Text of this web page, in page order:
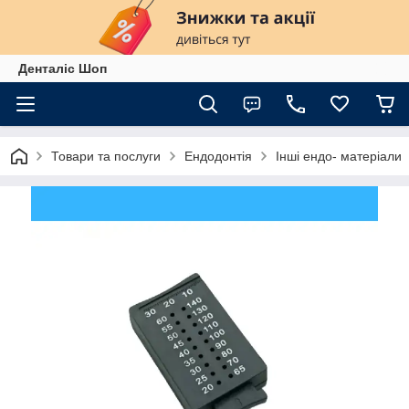
Денталіс Шоп
Товари та послуги Ендодонтія Інші ендо- матеріали